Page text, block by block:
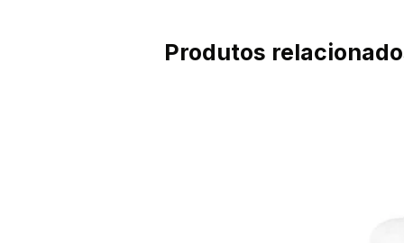
Produtos